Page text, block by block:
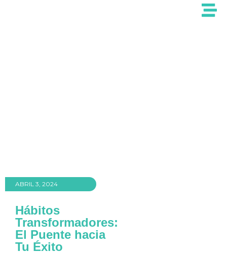
ABRIL 3, 2024
Hábitos
Transformadores:
El Puente hacia
Tu Éxito